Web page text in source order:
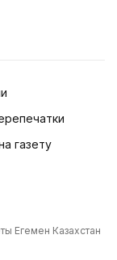
газету
Егемен Казахстан